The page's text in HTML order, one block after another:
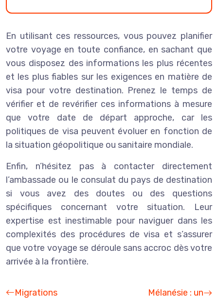
En utilisant ces ressources, vous pouvez planifier
votre voyage en toute confiance, en sachant que
vous disposez des informations les plus récentes
et les plus fiables sur les exigences en matière de
visa pour votre destination. Prenez le temps de
vérifier et de revérifier ces informations à mesure
que votre date de départ approche, car les
politiques de visa peuvent évoluer en fonction de
la situation géopolitique ou sanitaire mondiale.
Enfin, n’hésitez pas à contacter directement
l’ambassade ou le consulat du pays de destination
si vous avez des doutes ou des questions
spécifiques concernant votre situation. Leur
expertise est inestimable pour naviguer dans les
complexités des procédures de visa et s’assurer
que votre voyage se déroule sans accroc dès votre
arrivée à la frontière.
Migrations
Mélanésie : un